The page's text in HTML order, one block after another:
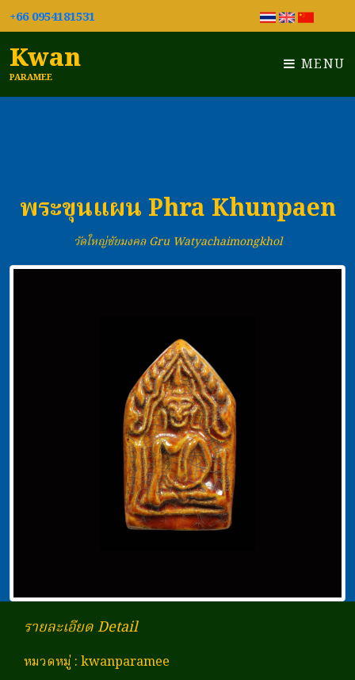
+66 0954181531
Kwan
PARAMEE
MENU
พระขุนแผน Phra Khunpaen
วัดใหญ่ชัยมงคล Gru Watyachaimongkhol
รายละเอียด Detail
หมวดหมู่ :kwanparamee